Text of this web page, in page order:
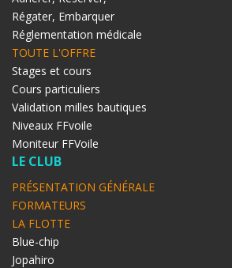
Régater, Embarquer
Réglementation médicale
TOUTE L'OFFRE
Stages et cours
Cours particuliers
Validation milles bautiques
Niveaux FFvoile
Moniteur FFVoile
LE CLUB
PRÉSENTATION GÉNÉRALE
FORMATEURS
LA FLOTTE
Blue-chip
Jopahiro